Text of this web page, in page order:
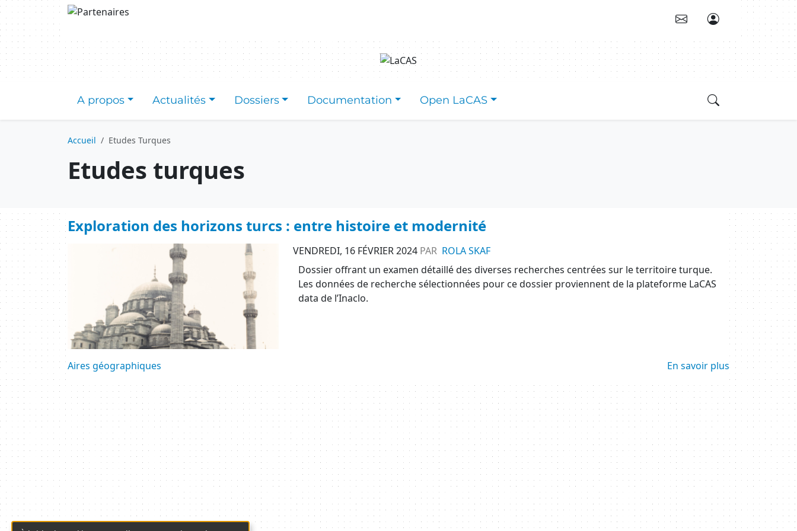
Aller au contenu principal
A propos Actualités Dossiers Documentation Open LaCAS
Accueil Etudes Turques
Etudes turques
Exploration des horizons turcs : entre histoire et modernité
VENDREDI, 16 FÉVRIER 2024 PAR ROLA SKAF
Dossier offrant un examen détaillé des diverses recherches centrées sur le territoire turque.
Les données de recherche sélectionnées pour ce dossier proviennent de la plateforme LaCAS
data de l’Inaclo.
Aires géographiques En savoir plus